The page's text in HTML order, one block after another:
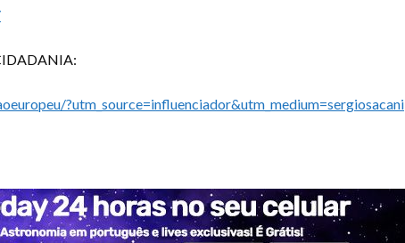
?utm_source=influenciador&utm_medium=sergiosacani